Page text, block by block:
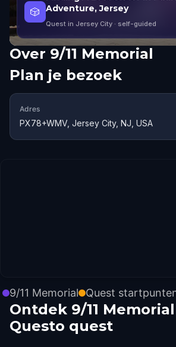
🎲
Adventure, Jersey
Quest in Jersey City · self-guided
Over 9/11 Memorial
Plan je bezoek
Adres
PX78+WMV, Jersey City, NJ, USA
9/11 Memorial Quest
Ontdek 9/11
Questo quest